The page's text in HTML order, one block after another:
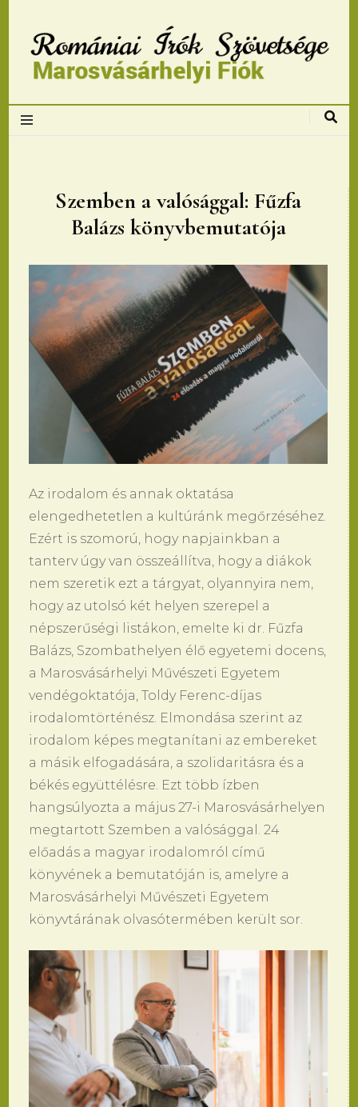
Romániai Írók
Marosvásárhelyi
fiok
Szemben a valósággal: Fűzfa
Balázs könyvbemutatója
Az irodalom és annak oktatása
elengedhetetlen a kultúránk megőrzéséhez.
Ezért is szomorú, hogy napjainkban a
tanterv úgy van összeállítva, hogy a diákok
nem szeretik ezt a tárgyat, olyannyira nem,
hogy az utolsó két helyen szerepel a
népszerűségi listákon, emelte ki dr. Fűzfa
Balázs, Szombathelyen élő egyetemi docens,
a Marosvásárhelyi Művészeti Egyetem
vendégoktatója, Toldy Ferenc-díjas
irodalomtörténész. Elmondása szerint az
irodalom képes megtanítani az embereket
a másik elfogadására, a szolidaritásra és a
békés együttélésre. Ezt több ízben
hangsúlyozta a május 27-i Marosvásárhelyen
megtartott Szemben a valósággal. 24
előadás a magyar irodalomról című
könyvének a bemutatóján is, amelyre a
Marosvásárhelyi Művészeti Egyetem
könyvtárának olvasótermében került sor.